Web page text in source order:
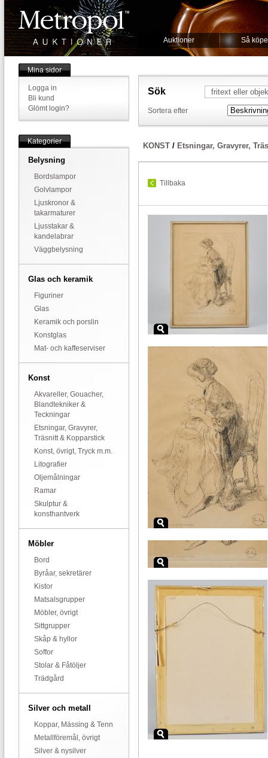
Auktioner Så
Mina sidor
Logga in
Bli kund
Glömt login?
Kategorier
Belysning
Bordslampor
Golvlampor
Ljuskronor &
takarmaturer
Ljusstakar &
kandelabrar
Väggbelysning
Glas och keramik
Figuriner
Glas
Keramik och porslin
Konstglas
Mat- och kaffeserviser
Konst
Akvareller, Gouacher,
Blandtekniker &
Teckningar
Etsningar, Gravyrer,
Träsnitt & Kopparstick
Konst, övrigt, Tryck m.m.
Litografier
Oljemålningar
Ramar
Skulptur &
konsthantverk
Möbler
Bord
Byråar, sekretärer
Kistor
Matsalsgrupper
Möbler, övrigt
Sittgrupper
Skåp & hyllor
Soffor
Stolar & Fåtöljer
Trädgård
Silver och metall
Koppar, Mässing & Tenn
Metallföremål, övrigt
Silver & nysilver
Sök
Sortera efter
KONST / Etsningar, Gravyrer,
Tillbaka